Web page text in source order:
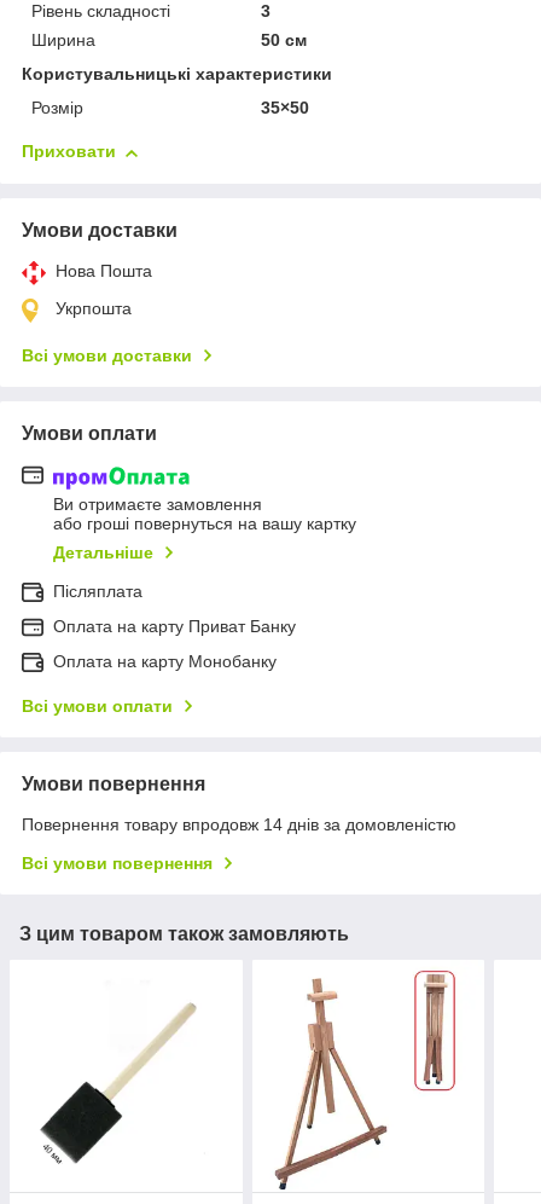
Рівень складності
3
Ширина
50 см
Користувальницькі характеристики
Розмір
35×50
Приховати
Умови доставки
Нова Пошта
Укрпошта
Всі умови доставки
Умови оплати
Ви отримаєте замовлення
або гроші повернуться на вашу картку
Детальніше
Післяплата
Оплата на карту Приват Банку
Оплата на карту Монобанку
Всі умови оплати
Умови повернення
Повернення товару впродовж 14 днів за домовленістю
Всі умови повернення
З цим товаром також замовляють